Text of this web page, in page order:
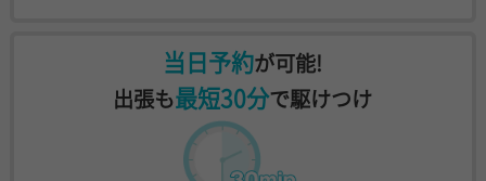
当日予約が可能!
出張も最短30分で駆けつけ